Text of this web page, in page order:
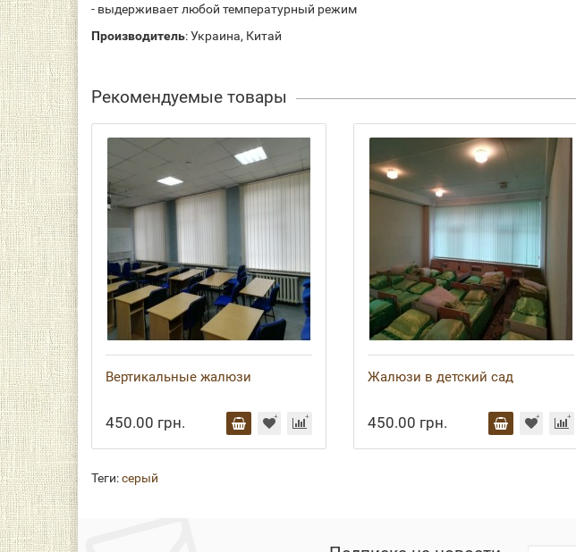
- выдерживает любой температурный режим
Производитель: Украина, Китай
Рекомендуемые товары
Вертикальные жалюзи
450.00 грн.
Жалюзи в детский сад
450.00 грн.
Теги:серый